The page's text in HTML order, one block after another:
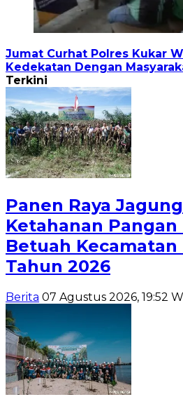
Jumat Curhat Polres Kukar
Kedekatan Dengan
Terkini
Panen Raya
Ketahanan Pangan
Betuah Kecamatan
Tahun 2026
Berita 07 Agustus 2026, 19:52